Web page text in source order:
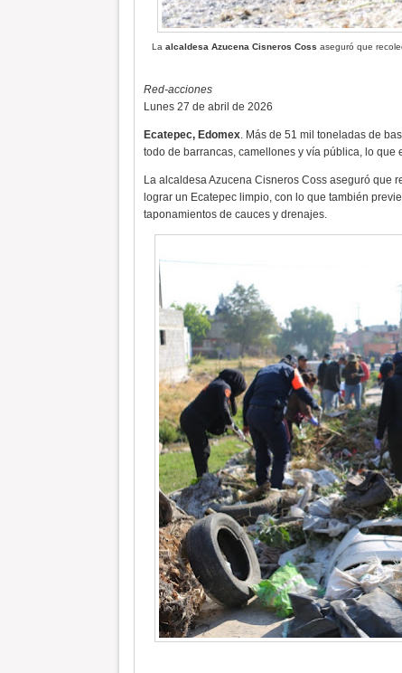
Laalcaldesa Azucena Cisneros Coss aseguró que
Red-acciones
Lunes 27 de abril de 2026
Ecatepec, Edomex. Más de 51 mil toneladas de
todo de barrancas, camellones y vía pública, lo
La alcaldesa Azucena Cisneros Coss aseguró que
lograr un Ecatepec limpio, con lo que también
taponamientos de cauces y drenajes.